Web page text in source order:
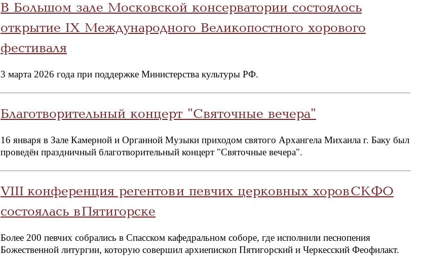
В Большом зале Московской консерватории состоялось
открытие IX Международного Великопостного хорового
фестиваля
3 марта 2026 года при поддержке Министерства культуры РФ.
Благотворительный концерт "Святочные вечера"
16 января в Зале Камерной и Органной Музыки приходом святого Архангела Михаила г. Баку был
проведён праздничный благотворительный концерт "Святочные вечера".
VIII конференция регентов и певчих церковных хоров СКФО
состоялась в Пятигорске
Более 200 певчих собрались в Спасском кафедральном соборе, где исполнили песнопения
Божественной литургии, которую совершил архиепископ Пятигорский и Черкесский Феофилакт.